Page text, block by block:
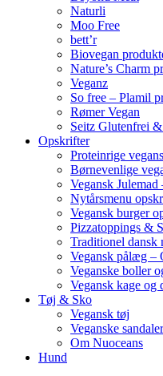
Naturli
Moo Free
bett’r
Biovegan
Nature’s Charm
Veganz
So free – Plamil
Rømer Vegan
Seitz Glutenfrei
Opskrifter
Proteinrige
Børnevenlige
Vegansk
Nytårsmenu
Vegansk burger
Pizzatoppings &
Traditionel dansk
Vegansk pålæg –
Veganske boller
Vegansk kage og
Tøj & Sko
Vegansk tøj
Veganske
Om Nuoceans
Hund